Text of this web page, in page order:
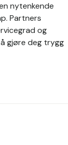
nytenkende
Partners
og
gjøre deg trygg